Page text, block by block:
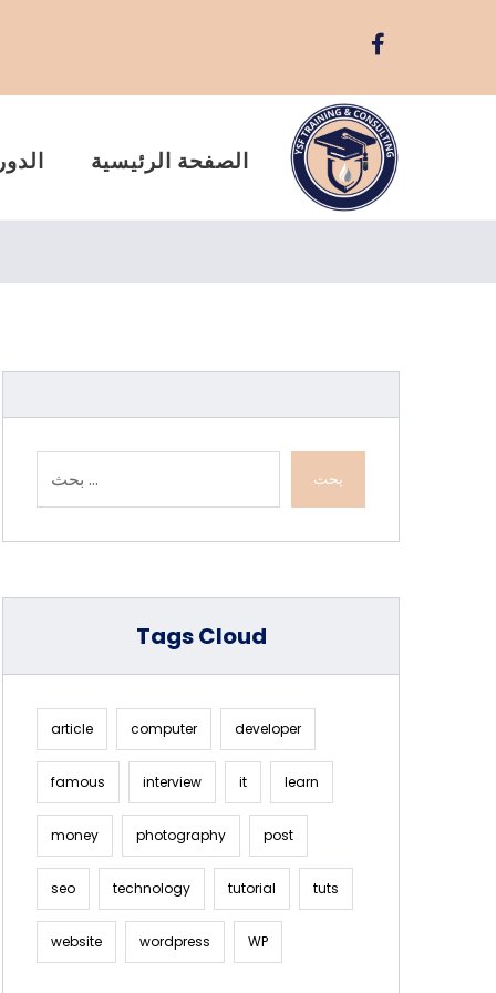
الصفحة الرئيسية
بحث
Tags Cloud
article computer developer
famous interview it learn
money photography post
seo technology tutorial tuts
website wordpress WP